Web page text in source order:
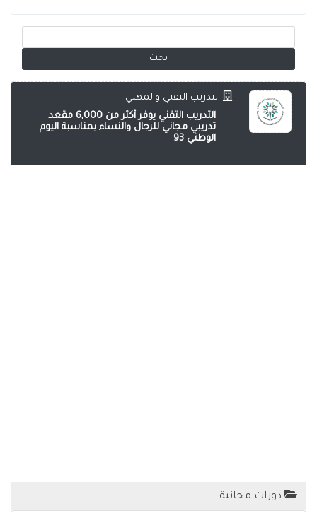
التدريب التقني والمهني
التدريب التقني يوفر أكثر من 6,000 مقعد
تدريبي مجاني للرجال والنساء بمناسبة اليوم
الوطني 93
دورات مجانية